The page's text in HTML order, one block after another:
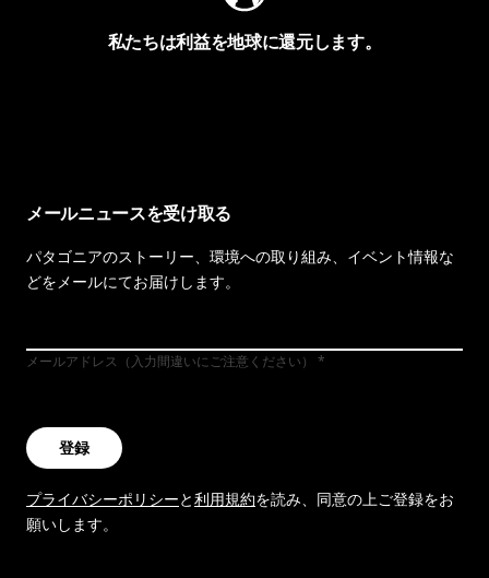
私たちは利益を地球に還元します。
メールニュースを受け取る
パタゴニアのストーリー、環境への取り組み、イベント情報な
どをメールにてお届けします。
メールアドレス（入力間違いにご注意ください）
登録
プライバシーポリシーと利用規約を読み、同意の上ご登録をお
願いします。